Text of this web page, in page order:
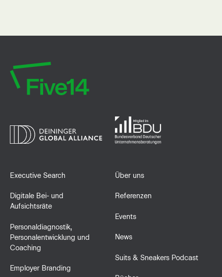
Executive Search
Digitale Bei- und
Aufsichtsräte
Personaldiagnostik,
Personalentwicklung und
Coaching
Employer Branding
Über uns
Referenzen
Events
News
Suits & Sneakers Podcast